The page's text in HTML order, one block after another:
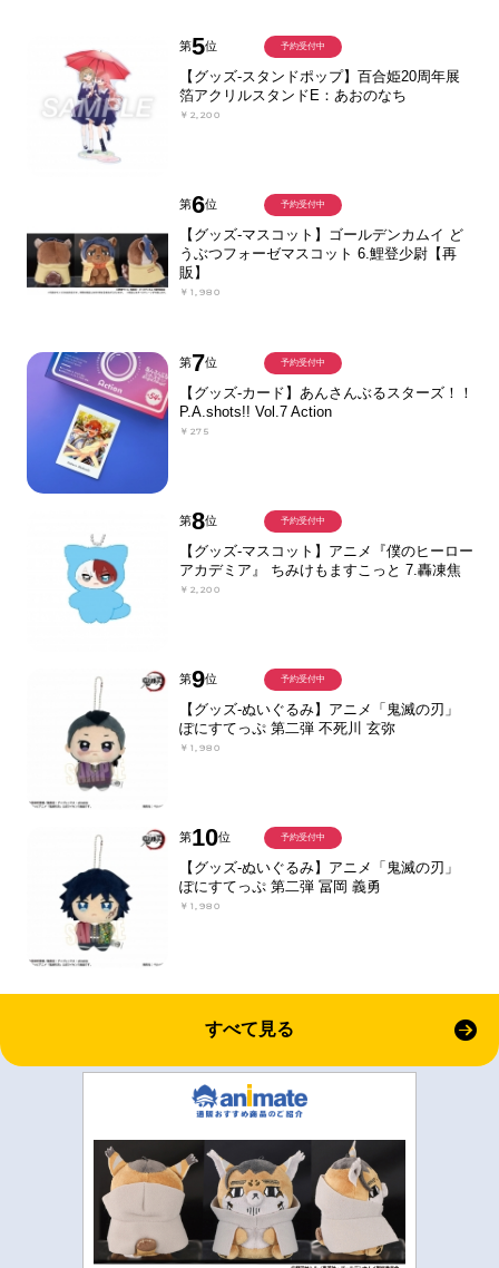
第5位
【グッズ-スタンドポップ】百合姫20周年展
箔アクリルスタンドE：あおのなち
￥2,200
予約受付中
第6位
【グッズ-マスコット】ゴールデンカムイ ど
うぶつフォーゼマスコット 6.鯉登少尉【再
販】
￥1,980
予約受付中
第7位
【グッズ-カード】あんさんぶるスターズ！！
P.A.shots!! Vol.7 Action
￥275
予約受付中
第8位
【グッズ-マスコット】アニメ『僕のヒーロー
アカデミア』 ちみけもますこっと 7.轟凍焦
￥2,200
予約受付中
第9位
【グッズ-ぬいぐるみ】アニメ「鬼滅の刃」
ぽにすてっぷ 第二弾 不死川 玄弥
￥1,980
予約受付中
第10位
【グッズ-ぬいぐるみ】アニメ「鬼滅の刃」
ぽにすてっぷ 第二弾 冨岡 義勇
￥1,980
予約受付中
すべて見る